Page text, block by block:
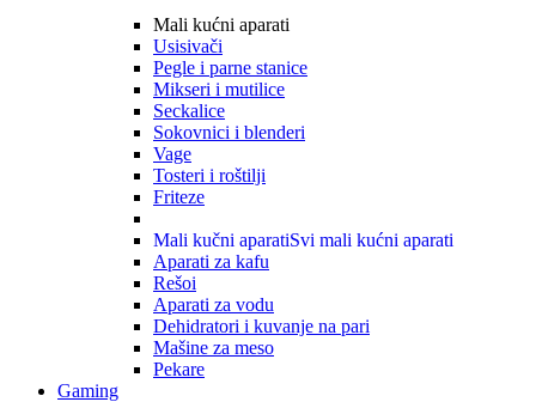
Mali kućni aparati
Usisivači
Pegle i parne stanice
Mikseri i mutilice
Seckalice
Sokovnici i blenderi
Vage
Tosteri i roštilji
Friteze
Mali kučni aparatiSvi mali kućni aparati
Aparati za kafu
Rešoi
Aparati za vodu
Dehidratori i kuvanje na pari
Mašine za meso
Pekare
Gaming